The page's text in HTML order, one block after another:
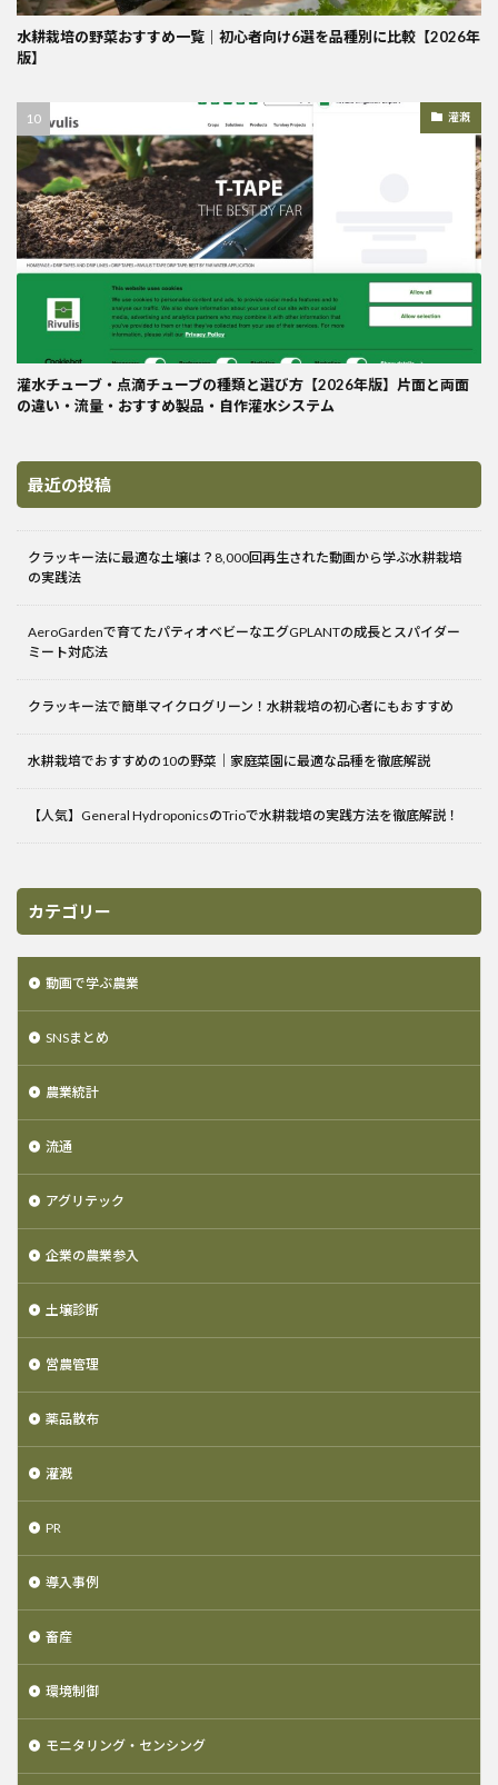
水耕栽培の野菜おすすめ一覧｜初心者向け6選を品種別に比較【2026年
版】
灌漑
灌水チューブ・点滴チューブの種類と選び方【2026年版】片面と両面
の違い・流量・おすすめ製品・自作灌水システム
最近の投稿
クラッキー法に最適な土壌は？8,000回再生された動画から学ぶ水耕栽培
の実践法
AeroGardenで育てたパティオベビーなエグGPLANTの成長とスパイダー
ミート対応法
クラッキー法で簡単マイクログリーン！水耕栽培の初心者にもおすすめ
水耕栽培でおすすめの10の野菜｜家庭菜園に最適な品種を徹底解説
【人気】General HydroponicsのTrioで水耕栽培の実践方法を徹底解説！
カテゴリー
動画で学ぶ農業
SNSまとめ
農業統計
流通
アグリテック
企業の農業参入
土壌診断
営農管理
薬品散布
灌漑
PR
導入事例
畜産
環境制御
モニタリング・センシング